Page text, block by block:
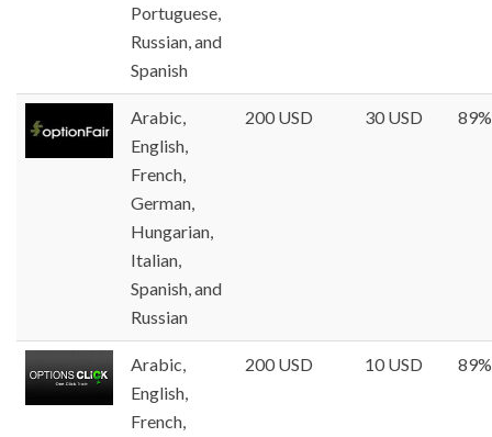
Portuguese,
Russian, and
Spanish
Arabic,
English,
French,
German,
Hungarian,
Italian,
Spanish, and
Russian
200 USD 30 USD 89%
Arabic,
English,
French,
200 USD 10 USD 89%